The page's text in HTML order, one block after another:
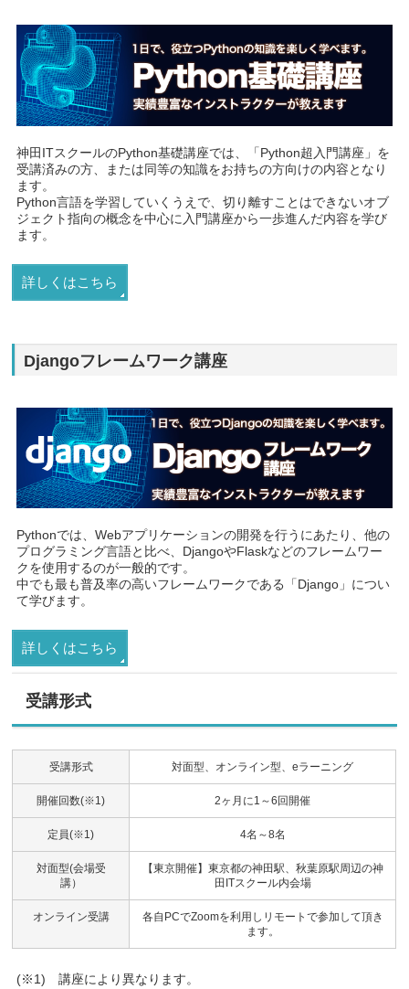
神田ITスクールのPython基礎講座では、「Python超入門講座」を
受講済みの方、または同等の知識をお持ちの方向けの内容となり
ます。
Python言語を学習していくうえで、切り離すことはできないオブ
ジェクト指向の概念を中心に入門講座から一歩進んだ内容を学び
ます。
詳しくはこちら
Djangoフレームワーク講座
Pythonでは、Webアプリケーションの開発を行うにあたり、他の
プログラミング言語と比べ、DjangoやFlaskなどのフレームワー
クを使用するのが一般的です。
中でも最も普及率の高いフレームワークである「Django」につい
て学びます。
詳しくはこちら
受講形式
受講形式 対面型、オンライン型、eラーニング
開催回数(※1) 2ヶ月に1～6回開催
定員(※1) 4名～8名
対面型(会場受
講）
【東京開催】東京都の神田駅、秋葉原駅周辺の神
田ITスクール内会場
オンライン受講
各自PCでZoomを利用しリモートで参加して頂き
ます。
(※1) 講座により異なります。